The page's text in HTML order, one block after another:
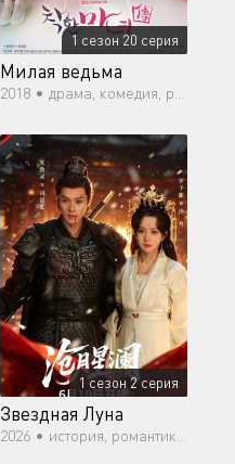
1 сезон 20 серия
Милая ведьма
2018 • драма, комедия, романтика, мелодрама
1 сезон 2 серия
Звездная Луна
2026 • история, романтика, фэнтези